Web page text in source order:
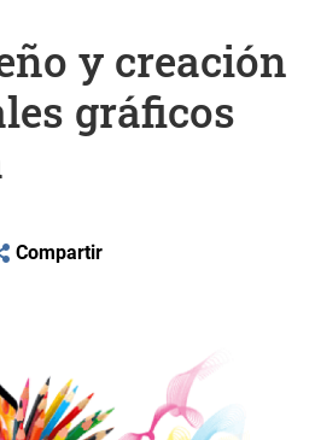
y creación
gráficos
Compartir